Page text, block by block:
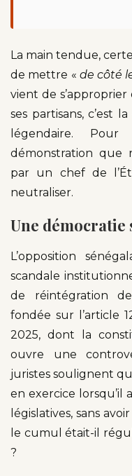
La main tendue,
de mettre « de côté
vient de s’approprier
ses partisans, c’est
légendaire.
démonstration que
par un chef de
neutraliser.
Une démocratie
L’opposition
scandale
de réintégration
fondée sur l’article
2025, dont la
ouvre une
juristes soulignent
en exercice lorsqu’il
législatives, sans
le cumul était-il
?